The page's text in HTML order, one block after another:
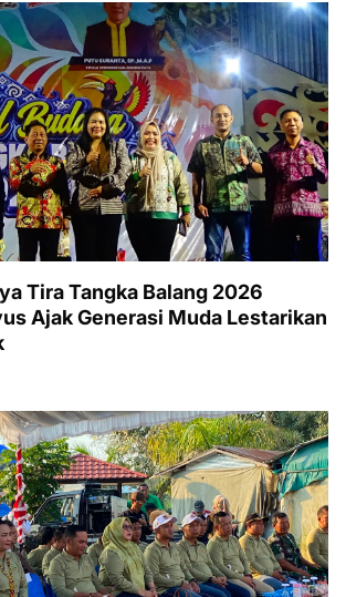
Tira Tangka Balang 2026
Ajak Generasi Muda Lestarikan